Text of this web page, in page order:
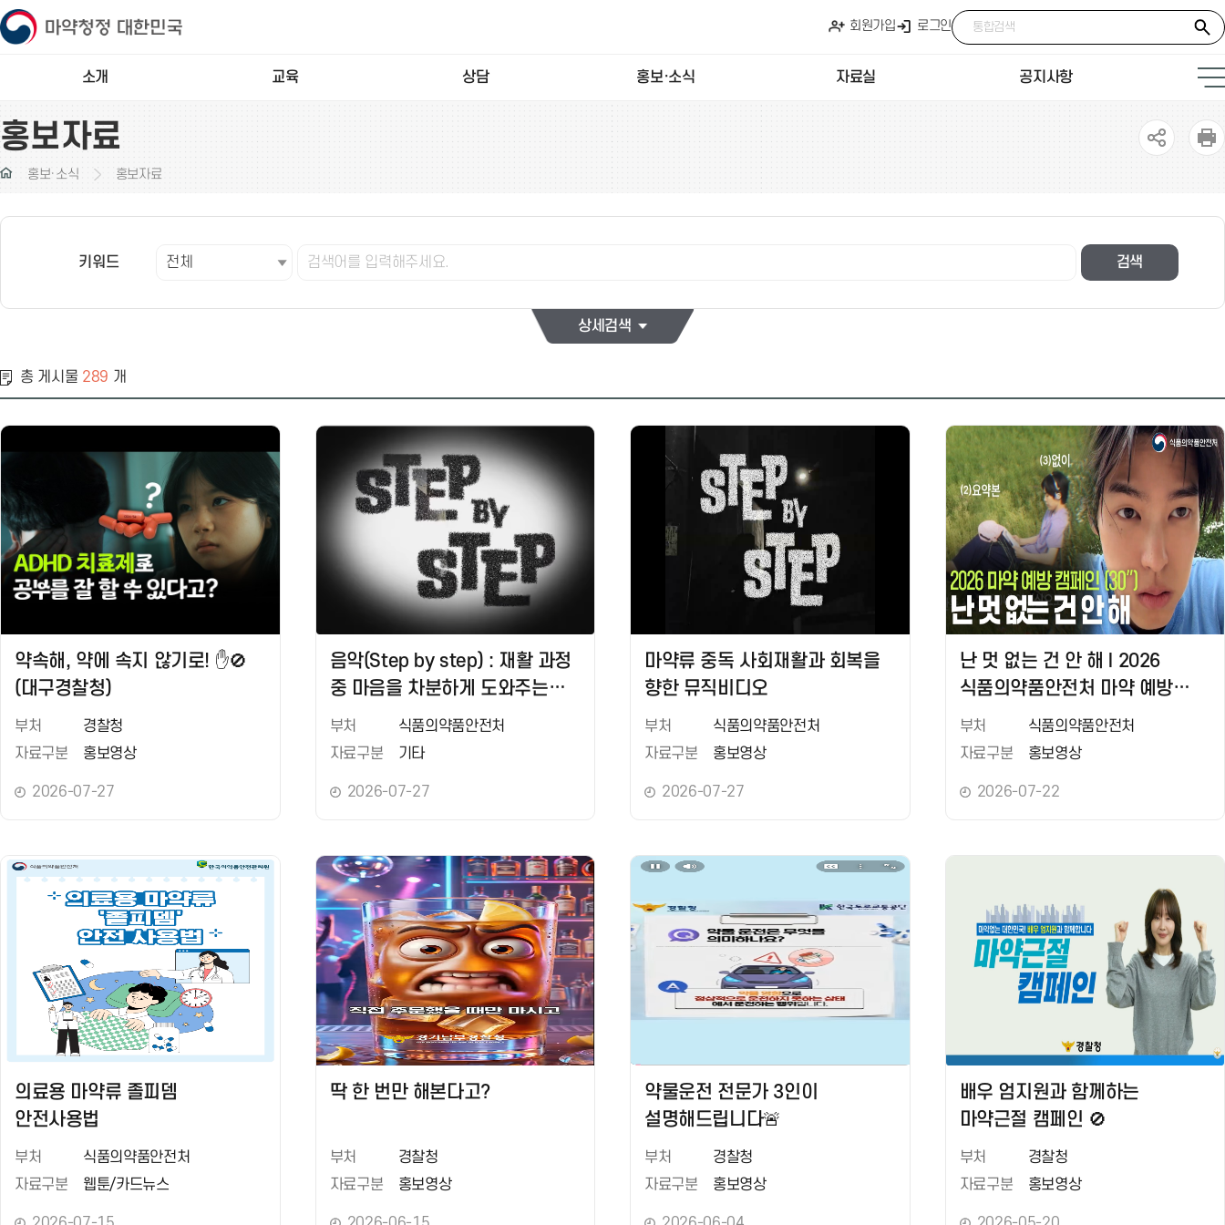
회원가입 로그인
소개 교육 상담 홍보·소식 자료실 공지사항
홍보자료
홍보·소식 홍보자료
키워드 검색
상세검색
총 게시물 289 개
약속해, 약에 속지 않기로! ✋🚫
(대구경찰청)
부처
경찰청
자료구분
홍보영상
2026-07-27
음악(Step by step) : 재활 과정
중 마음을 차분하게 도와주는
음원
부처
식품의약품안전처
자료구분
기타
2026-07-27
마약류 중독 사회재활과 회복을
향한 뮤직비디오
부처
식품의약품안전처
자료구분
홍보영상
2026-07-27
난 멋 없는 건 안 해 l 2026
식품의약품안전처 마약 예방
캠페인(30")
부처
식품의약품안전처
자료구분
홍보영상
2026-07-22
의료용 마약류 졸피뎀
안전사용법
부처
식품의약품안전처
자료구분
웹툰/카드뉴스
딱 한 번만 해본다고?
부처
경찰청
자료구분
홍보영상
약물운전 전문가 3인이
설명해드립니다🚨
부처
경찰청
자료구분
홍보영상
배우 엄지원과 함께하는
마약근절 캠페인 🚫
부처
경찰청
자료구분
홍보영상